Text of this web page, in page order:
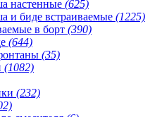
настенные (625)
и биде встраиваемые (1225)
в борт (390)
(644)
(35)
(1082)
(232)